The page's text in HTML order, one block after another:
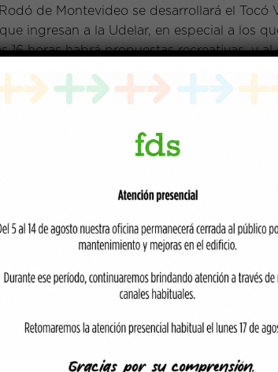
de Montevideo se desarrollará el Tocó
ingresan a la Udelar, en especial a los
16 horas habrá propuestas recreativas, y
al Lago del Parque Rodó, durante la
escuelas e institutos de la Udelar y
Dj Majo, Falta y Resto, La ventolera,
de intercambio y bienvenida dirigido a
recreativas, deportivas y artísticas,
en el mismo lugar el jueves 11 de abril.